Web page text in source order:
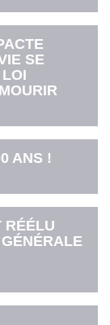
SE
ANS !
RÉÉLU